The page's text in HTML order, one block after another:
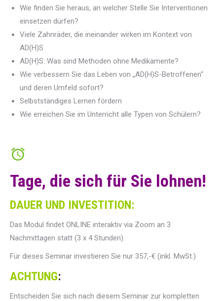
Wie finden Sie heraus, an welcher Stelle Sie Interventionen
einsetzen dürfen?
Viele Zahnräder, die ineinander wirken im Kontext von
AD(H)S
AD(H)S: Was sind Methoden ohne Medikamente?
Wie verbessern Sie das Leben von „AD(H)S-Betroffenen“
und deren Umfeld sofort?
Selbstständiges Lernen fördern
Wie erreichen Sie im Unterricht alle Typen von Schülern?
Tage, die sich für Sie lohnen!
DAUER UND INVESTITION:
Das Modul findet ONLINE interaktiv via Zoom an 3
Nachmittagen statt (3 x 4 Stunden).
Für dieses Seminar investieren Sie nur 357,-€ (inkl. MwSt.)
ACHTUNG:
Entscheiden Sie sich nach diesem Seminar zur kompletten